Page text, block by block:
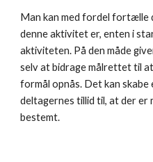
Man kan med fordel fortælle
denne aktivitet er, enten i
aktiviteten. På den måde
selv at bidrage målrettet til
formål opnås. Det kan skabe
deltagernes tillid til, at der er
bestemt.